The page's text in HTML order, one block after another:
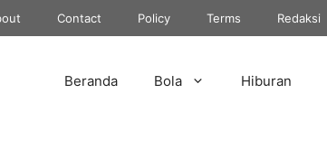
Contact Policy Terms Redaksi
Beranda Bola Hiburan